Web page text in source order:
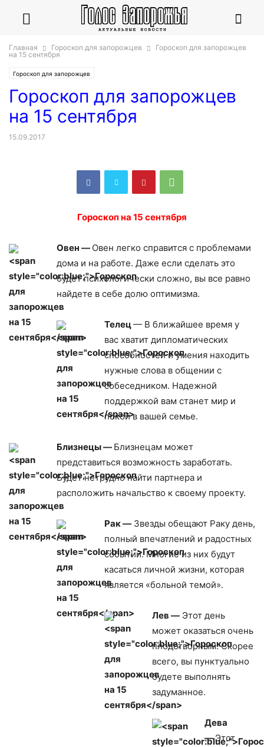
Главная Гороскоп для запорожцев
Гороскоп для запорожцев
на 15 сентября
Гороскоп для запорожцев
Гороскоп для запорожцев
на 15 сентября
15.09.2017
Гороскоп на 15 сентября
Овен — Овен легко справится с проблемами
дома и на работе. Даже если сделать это
будет психологически сложно, вы все равно
найдете в себе долю оптимизма.
Телец— В ближайшее время у
вас хватит дипломатических
способностей и умения находить
нужные слова в общении с
собеседником. Надежной
поддержкой вам станет мир и
покой в вашей семье.
Близнецы — Близнецам может
представиться возможность заработать.
Будет нетрудно найти партнера и
расположить начальство к своему проекту.
Рак — Звезды обещают Раку день,
полный впечатлений и радостных
событий. Многие из них будут
касаться личной жизни, которая
является «больной темой».
Лев — Этот день
может оказаться очень
плодотворным. Скорее
всего, вы пунктуально
будете выполнять
задуманное.
Дева
—Этот